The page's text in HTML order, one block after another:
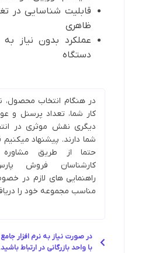
قابلیت شناسایی در
ظاهری
عملکرد بدون نیاز
دستگاه
در هنگام انتخاب
کار شما، تعداد پرسنل و
دیگری نقش موثری در
شما دارند. پیشنهاد میکنیم
حتما از طریق مشاوره
کارشناسان فروش
راهنمایی های لازم در
مناسب مجموعه خود را
در صورت نیاز به نرم افزار
با واحد بازرگانی در ارتباط باشید.